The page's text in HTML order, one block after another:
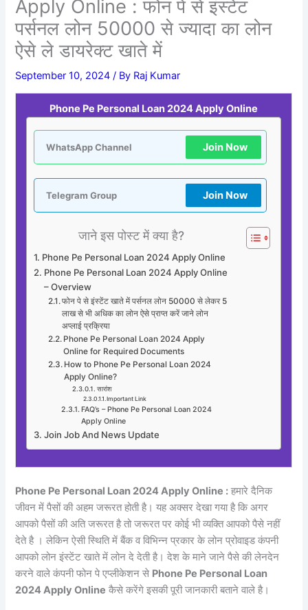
Apply Online : फोन पे से इंस्टेंट
पर्सनल लोन 50000 से ज्यादा का लोन
ऐसे ले डायरेक्ट खाते में
September 10, 2024/ By Raj Kumar
Phone Pe Personal Loan 2024 Apply Online
WhatsApp Channel Join Now
Telegram Group Join Now
जाने इस पोस्ट में क्या है?
Phone Pe Personal Loan 2024 Apply Online
Phone Pe Personal Loan 2024 Apply Online
– Overview
फोन पे से इंस्टेंट खाते में पर्सनल लोन 50000 से लेकर 5
लाख से भी अधिक का लोन ऐसे प्राप्त करें जाने लोन
अप्लाई प्रक्रिया
Phone Pe Personal Loan 2024 Apply
Online for Required Documents
How to Phone Pe Personal Loan 2024
Apply Online?
सारांश
Important Link
FAQ’s – Phone Pe Personal Loan 2024
Apply Online
Join Job And News Update
Phone Pe Personal Loan 2024 Apply Online : हमारे दैनिक
जीवन में पैसों की अहम जरूरत होती है। यह अक्सर देखा गया है कि अगर
आपको पैसों की अति जरूरत है तो जरूरत पर कोई भी व्यक्ति आपको पैसे नहीं
देते है । लेकिन ऐसी स्थिति में बैंक व विभिन्न प्रकार के लोन प्रोवाइड कंपनी
आपको लोन इंस्टेंट खाते में लोन दे देती है। देश के माने जाने पैसे की लेनदेन
करने वाले कंपनी फोन पे एप्लीकेशन से Phone Pe Personal Loan
2024 Apply Online कैसे करेंगे इसकी पूरी जानकारी बताने वाले है।